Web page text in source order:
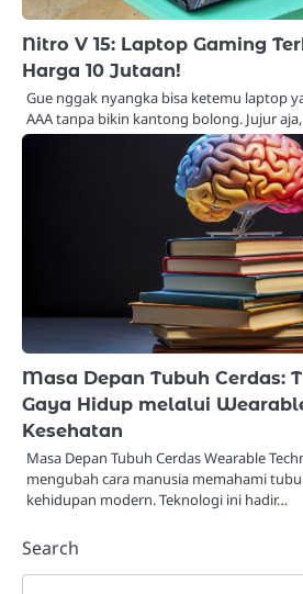
Nitro V 15: Laptop Gaming
Harga 10 Jutaan!
Gue nggak nyangka bisa ketemu laptop
AAA tanpa bikin kantong bolong. Jujur
Masa Depan Tubuh Cerdas:
Gaya Hidup melalui
Kesehatan
Masa Depan Tubuh Cerdas Wearable
mengubah cara manusia memahami
kehidupan modern. Teknologi ini hadir…
Search